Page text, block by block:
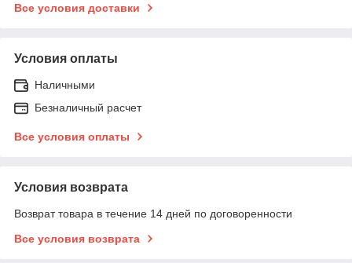
Все условия доставки
Условия оплаты
Наличными
Безналичный расчет
Все условия оплаты
Условия возврата
Возврат товара в течение 14 дней по договоренности
Все условия возврата